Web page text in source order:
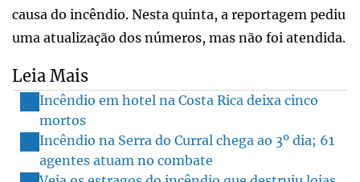
causa do incêndio. Nesta quinta, a reportagem pediu
uma atualização dos números, mas não foi atendida.
Leia Mais
Incêndio em hotel na Costa Rica deixa cinco
mortos
Incêndio na Serra do Curral chega ao 3º dia; 61
agentes atuam no combate